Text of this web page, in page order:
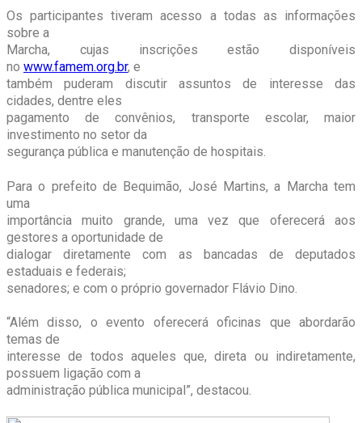
Os participantes tiveram acesso a todas as informações
sobre a
Marcha, cujas inscrições estão disponíveis
no www.famem.org.br, e
também puderam discutir assuntos de interesse das
cidades, dentre eles
pagamento de convênios, transporte escolar, maior
investimento no setor da
segurança pública e manutenção de hospitais.
Para o prefeito de Bequimão, José Martins, a Marcha tem
uma
importância muito grande, uma vez que oferecerá aos
gestores a oportunidade de
dialogar diretamente com as bancadas de deputados
estaduais e federais;
senadores; e com o próprio governador Flávio Dino.
“Além disso, o evento oferecerá oficinas que abordarão
temas de
interesse de todos aqueles que, direta ou indiretamente,
possuem ligação com a
administração pública municipal”, destacou.